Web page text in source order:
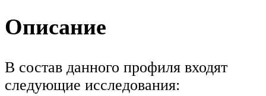
Описание
В состав данного профиля входят
следующие исследования: